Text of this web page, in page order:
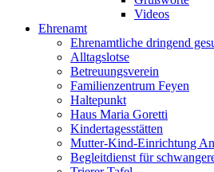
Videos
Ehrenamt
Ehrenamtliche dringend
Alltagslotse
Betreuungsverein
Familienzentrum Feyen
Haltepunkt
Haus Maria Goretti
Kindertagesstätten
Mutter-Kind-Einrichtung
Begleitdienst für